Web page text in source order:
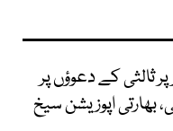
ثالثی کے دعوؤں پر
بھارتی اپوزیشن سیخ